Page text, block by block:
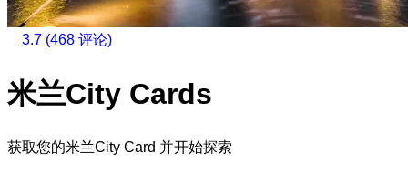
3.7 (468 评论)
米兰City Cards
获取您的米兰City Card 并开始探索